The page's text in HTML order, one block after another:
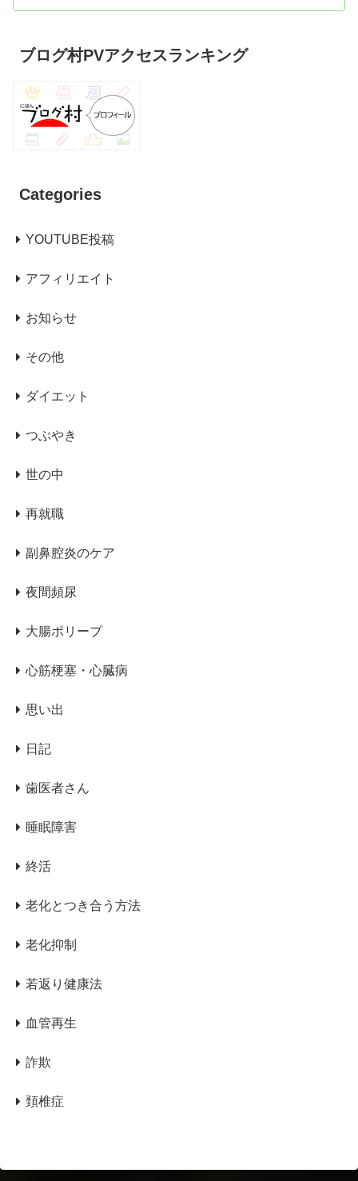
ブログ村PVアクセスランキング
Categories
YOUTUBE投稿
アフィリエイト
お知らせ
その他
ダイエット
つぶやき
世の中
再就職
副鼻腔炎のケア
夜間頻尿
大腸ポリープ
心筋梗塞・心臓病
思い出
日記
歯医者さん
睡眠障害
終活
老化とつき合う方法
老化抑制
若返り健康法
血管再生
詐欺
頚椎症